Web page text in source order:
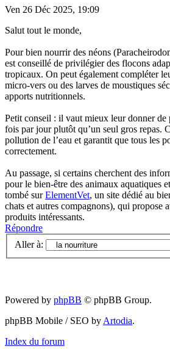
Ven 26 Déc 2025, 19:09
Salut tout le monde,
Pour bien nourrir des néons
est conseillé de privilégier des flocons
tropicaux. On peut également compléter
micro-vers ou des larves de moustiques
apports nutritionnels.
Petit conseil : il vaut mieux leur donner de
fois par jour plutôt qu’un seul gros repas.
pollution de l’eau et garantit que tous les
correctement.
Au passage, si certains cherchent des
pour le bien-être des animaux aquatiques
tombé surElementVet, un site dédié au
chats et autres compagnons), qui propose
produits intéressants.
Répondre
Aller à:
Powered by phpBB © phpBB Group.
phpBB Mobile / SEO by Artodia.
Index du forum